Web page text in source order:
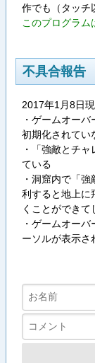
作でも（タッチ
このプログラム
不具合報告
2017年1月8日
・ゲームオー
初期化されてい
・「強敵とチ
ている
・洞窟内で「
利すると地上に
くことができて
・ゲームオー
ーソルが表示さ